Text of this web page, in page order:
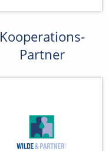
Kooperations-
Partner